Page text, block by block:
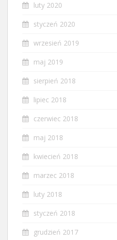
luty 2020
styczeń 2020
wrzesień 2019
maj 2019
sierpień 2018
lipiec 2018
czerwiec 2018
maj 2018
kwiecień 2018
marzec 2018
luty 2018
styczeń 2018
grudzień 2017